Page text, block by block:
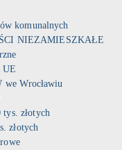
komunalnych
NIEZAMIESZKAŁE
UE
we Wrocławiu
złotych
złotych